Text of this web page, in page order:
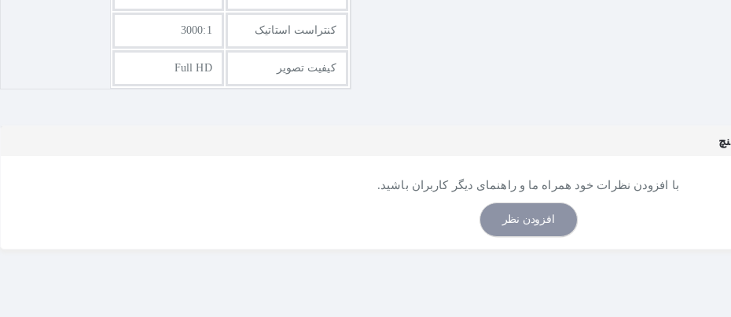
کنتراست استاتیک 3000:1
کیفیت تصویر Full HD
با افزودن نظرات خود همراه ما و راهنمای دیگر کاربران باشید.
افزودن نظر